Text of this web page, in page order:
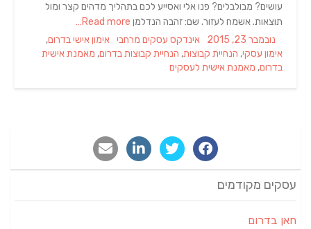
עושים? מבולבלים? פנו אלי ואסייע לכם בתהליך מדהים קצר ומול
תוצאות. אשמח לעזור. שם: זהבה הנדלמן
Posted
on
נובמבר 23, 2015 Categories
אינדקס עסקים מרחבי Tags
אימון אישי בדרום,
אימון עסקי, הנחיית קבוצות, הנחיית קבוצות בדרום, מאמנת אישית
בדרום, מאמנת אישית לעסקים
עסקים מקודמים
חאן בדרום